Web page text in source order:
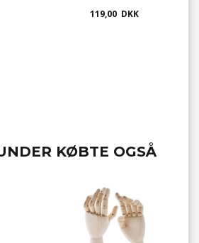
119,00 DKK
KØBTE OGSÅ